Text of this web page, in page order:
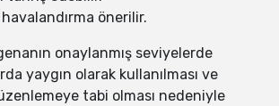
önerilir.
onaylanmış seviyelerde
yaygın olarak kullanılması ve
tabi olması nedeniyle